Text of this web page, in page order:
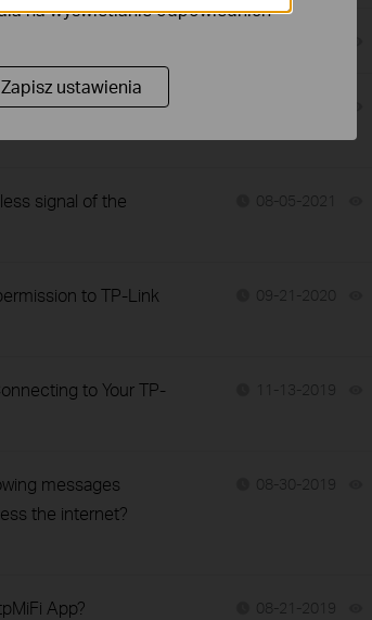
about the 4G
signal of the
08-05-2021
to TP-Link
09-21-2020
to Your TP-
11-13-2019
messages
the internet?
08-30-2019
App? 08-21-2019
na wyświetlanie odpowiednich
Zapisz ustawienia